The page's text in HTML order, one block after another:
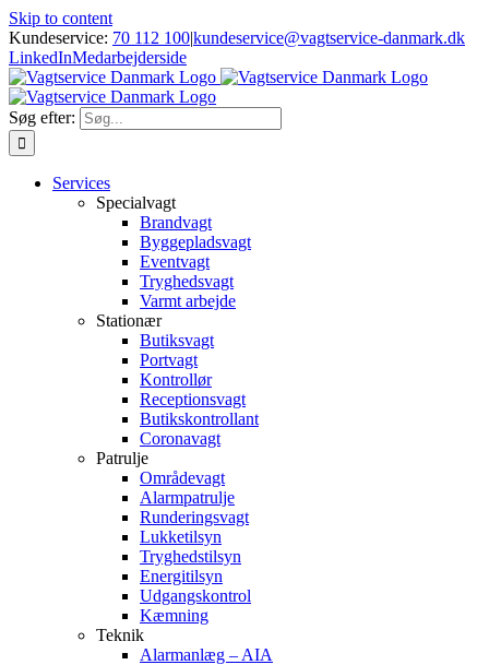
Skip to content
Kundeservice: 70 112 100|kundeservice@vagtservice-danmark.dk
LinkedInMedarbejderside
Søg efter:
Services
Specialvagt
Brandvagt
Byggepladsvagt
Eventvagt
Tryghedsvagt
Varmt arbejde
Stationær
Butiksvagt
Portvagt
Kontrollør
Receptionsvagt
Butikskontrollant
Coronavagt
Patrulje
Områdevagt
Alarmpatrulje
Runderingsvagt
Lukketilsyn
Tryghedstilsyn
Energitilsyn
Udgangskontrol
Kæmning
Teknik
Alarmanlæg – AIA